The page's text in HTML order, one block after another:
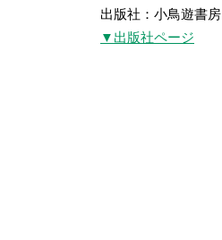
出版社：小鳥遊書房
▼出版社ページ